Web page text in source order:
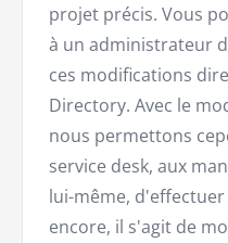
projet précis. Vous
à un administrateur
ces modifications
Directory. Avec le
nous permettons
service desk, aux
lui-même, d'effectuer
encore, il s'agit de